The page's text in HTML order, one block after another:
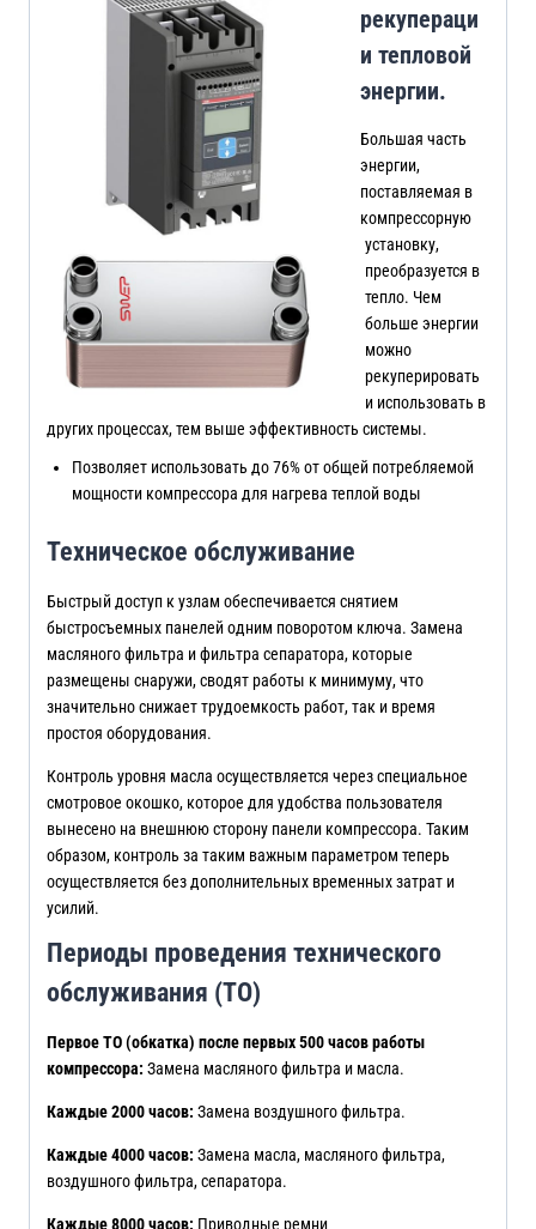
рекупераци
и тепловой
энергии.
Большая часть
энергии,
поставляемая в
компрессорную
установку,
преобразуется в
тепло. Чем
больше энергии
можно
рекуперировать
и использовать в
других процессах, тем выше эффективность системы.
Позволяет использовать до 76% от общей потребляемой
мощности компрессора для нагрева теплой воды
Техническое обслуживание
Быстрый доступ к узлам обеспечивается снятием
быстросъемных панелей одним поворотом ключа. Замена
масляного фильтра и фильтра сепаратора, которые
размещены снаружи, сводят работы к минимуму, что
значительно снижает трудоемкость работ, так и время
простоя оборудования.
Контроль уровня масла осуществляется через специальное
смотровое окошко, которое для удобства пользователя
вынесено на внешнюю сторону панели компрессора. Таким
образом, контроль за таким важным параметром теперь
осуществляется без дополнительных временных затрат и
усилий.
Периоды проведения технического
обслуживания (ТО)
Первое ТО (обкатка) после первых 500 часов работы
компрессора: Замена масляного фильтра и масла.
Каждые 2000 часов: Замена воздушного фильтра.
Каждые 4000 часов: Замена масла, масляного фильтра,
воздушного фильтра, сепаратора.
Каждые 8000 часов: Приводные ремни